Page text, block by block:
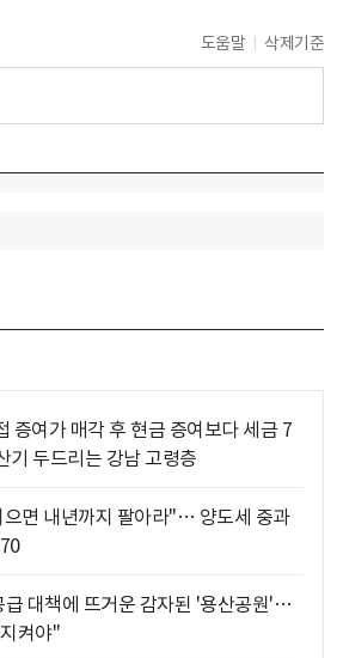
도움말 삭제기준
증여가 매각 후 현금 증여보다 세금 7
두드리는 강남 고령층
으면 내년까지 팔아라"… 양도세 중과
급 대책에 뜨거운 감자된 '용산공원'…
켜야"